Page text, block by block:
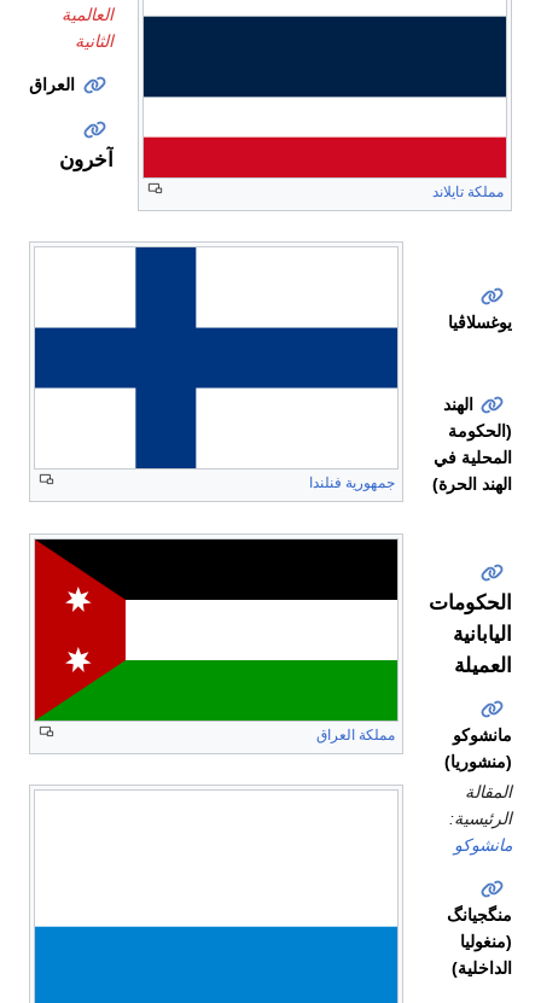
مملكة تايلاند
العالمية
الثانية
جمهورية فنلندا
العراق
مملكة العراق
آخرون
يوغسلاڤيا
الهند
(الحكومة
المحلية في
الهند الحرة)
الحكومات
اليابانية
العميلة
مانشوكو
(منشوريا)
المقالة
الرئيسية:
مانشوكو
منگجيانگ
(منغوليا
الداخلية)